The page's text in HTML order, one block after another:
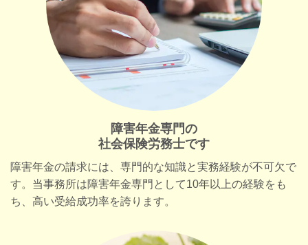
障害年金専門の
社会保険労務士です
障害年金の請求には、専門的な知識と実務経験が不可欠で
す。当事務所は障害年金専門として10年以上の経験をも
ち、高い受給成功率を誇ります。